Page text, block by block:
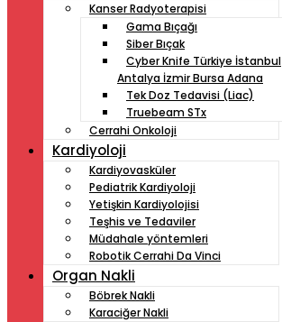
Kanser Radyoterapisi
Gama Bıçağı
Siber Bıçak
Cyber ​​Knife Türkiye İstanbul
Antalya İzmir Bursa Adana
Tek Doz Tedavisi (Liac)
Truebeam STx
Cerrahi Onkoloji
Kardiyoloji
Kardiyovasküler
Pediatrik Kardiyoloji
Yetişkin Kardiyolojisi
Teşhis ve Tedaviler
Müdahale yöntemleri
Robotik Cerrahi Da Vinci
Organ Nakli
Böbrek Nakli
Karaciğer Nakli